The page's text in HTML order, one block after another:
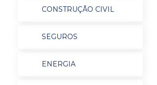
CONSTRUÇÃO CIVIL
SEGUROS
ENERGIA